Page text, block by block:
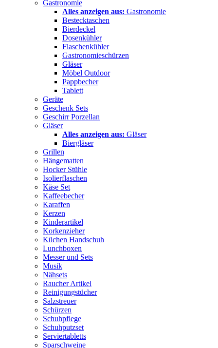
Gastronomie
Alles anzeigen aus: Gastronomie
Bestecktaschen
Bierdeckel
Dosenkühler
Flaschenkühler
Gastronomieschürzen
Gläser
Möbel Outdoor
Pappbecher
Tablett
Geräte
Geschenk Sets
Geschirr Porzellan
Gläser
Alles anzeigen aus: Gläser
Biergläser
Grillen
Hängematten
Hocker Stühle
Isolierflaschen
Käse Set
Kaffeebecher
Karaffen
Kerzen
Kinderartikel
Korkenzieher
Küchen Handschuh
Lunchboxen
Messer und Sets
Musik
Nähsets
Raucher Artikel
Reinigungstücher
Salzstreuer
Schürzen
Schuhpflege
Schuhputzset
Serviertabletts
Sparschweine